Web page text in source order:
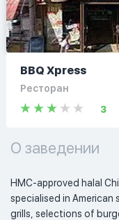
BBQ Xpress
Ресторан
3
О заведении
HMC-approved halal
specialised in American
grills, selections of